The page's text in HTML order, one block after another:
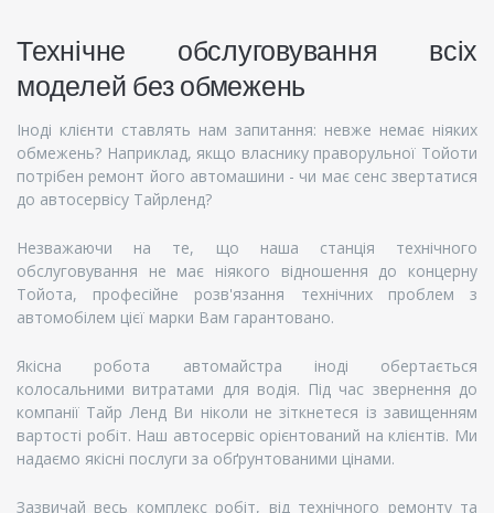
Технічне обслуговування всіх
моделей без обмежень
Іноді клієнти ставлять нам запитання: невже немає ніяких
обмежень? Наприклад, якщо власнику праворульної Тойоти
потрібен ремонт його автомашини - чи має сенс звертатися
до автосервісу Тайрленд?
Незважаючи на те, що наша станція технічного
обслуговування не має ніякого відношення до концерну
Тойота, професійне розв'язання технічних проблем з
автомобілем цієї марки Вам гарантовано.
Якісна робота автомайстра іноді обертається
колосальними витратами для водія. Під час звернення до
компанії Тайр Ленд Ви ніколи не зіткнетеся із завищенням
вартості робіт. Наш автосервіс орієнтований на клієнтів. Ми
надаємо якісні послуги за обґрунтованими цінами.
Зазвичай весь комплекс робіт, від технічного ремонту та